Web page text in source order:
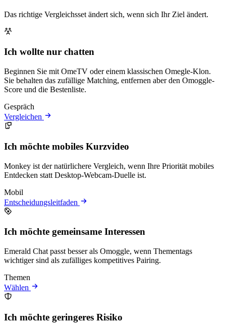
Das richtige Vergleichsset ändert sich, wenn sich Ihr Ziel ändert.
Ich wollte nur chatten
Beginnen Sie mit OmeTV oder einem klassischen Omegle-Klon.
Sie behalten das zufällige Matching, entfernen aber den Omoggle-
Score und die Bestenliste.
Gespräch
Vergleichen
Ich möchte mobiles Kurzvideo
Monkey ist der natürlichere Vergleich, wenn Ihre Priorität mobiles
Entdecken statt Desktop-Webcam-Duelle ist.
Mobil
Entscheidungsleitfaden
Ich möchte gemeinsame Interessen
Emerald Chat passt besser als Omoggle, wenn Thementags
wichtiger sind als zufälliges kompetitives Pairing.
Themen
Wählen
Ich möchte geringeres Risiko